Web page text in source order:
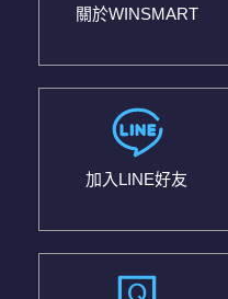
關於WINSMART
加入LINE好友